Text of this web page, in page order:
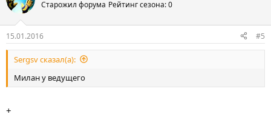
Старожил форума Рейтинг сезона: 0
15.01.2016 #5
Sergsv сказал(а):
Милан у ведущего
+